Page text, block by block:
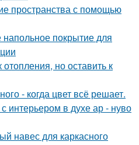
пространства с помощью
покрытие для
но оставить к
- когда цвет всё решает.
интерьером в духе ар - нуво
навес для каркасного